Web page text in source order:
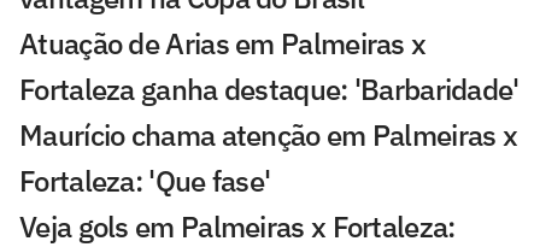
Atuação de Arias em Palmeiras x
Fortaleza ganha destaque: 'Barbaridade'
Maurício chama atenção em Palmeiras x
Fortaleza: 'Que fase'
Veja gols em Palmeiras x Fortaleza: